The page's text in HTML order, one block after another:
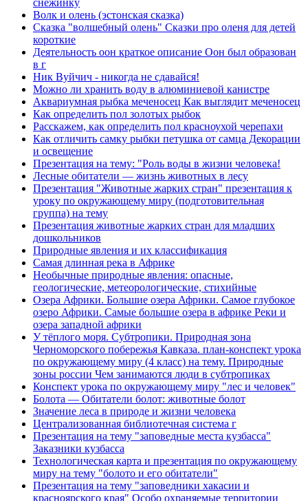
снежинку
Волк и олень (эстонская сказка)
Сказка "волшебный олень" Сказки про оленя для детей
короткие
Деятельность оон краткое описание Оон был образован
в г
Ник Вуйчич - никогда не сдавайся!
Можно ли хранить воду в алюминиевой канистре
Аквариумная рыбка меченосец Как выглядит меченосец
Как определить пол золотых рыбок
Расскажем, как определить пол красноухой черепахи
Как отличить самку рыбки петушка от самца Декорации
и освещение
Презентация на тему: "Роль воды в жизни человека!
Лесные обитатели — жизнь животных в лесу
Презентация "Животные жарких стран" презентация к
уроку по окружающему миру (подготовительная
группа) на тему
Презентация животные жарких стран для младших
дошкольников
Природные явления и их классификация
Самая длинная река в Африке
Необычные природные явления: опасные,
геологические, метеорологические, стихийные
Озера Африки. Большие озера Африки. Самое глубокое
озеро Африки. Самые большие озера в африке Реки и
озера западной африки
У тёплого моря. Субтропики. Природная зона
Черноморского побережья Кавказа. план-конспект урока
по окружающему миру (4 класс) на тему. Природные
зоны россии Чем занимаются люди в субтропиках
Конспект урока по окружающему миру "лес и человек"
Болота — Обитатели болот: животные болот
Значение леса в природе и жизни человека
Централизованная библиотечная система г
Презентация на тему "заповедные места кузбасса"
Заказники кузбасса
Технологическая карта и презентация по окружающему
миру на тему "болото и его обитатели"
Презентация на тему "заповедники хакасии и
красноярского края" Особо охраняемые территории